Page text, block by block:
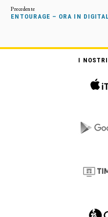
ENTOURAGE – ORA IN
I